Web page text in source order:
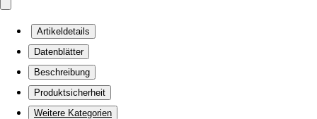
Artikeldetails
Datenblätter
Beschreibung
Produktsicherheit
Weitere Kategorien